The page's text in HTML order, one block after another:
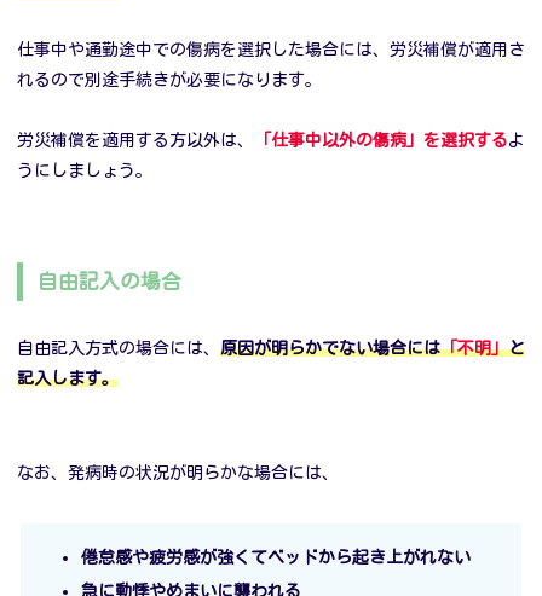
仕事中や通勤途中での傷病を選択した場合には、労災補償が適用さ
れるので別途手続きが必要になります。
労災補償を適用する方以外は、 「仕事中以外の傷病」を選択するよ
うにしましょう。
自由記入の場合
自由記入方式の場合には、 原因が明らかでない場合には「不明」と
記入します。
なお、発病時の状況が明らかな場合には、
倦怠感や疲労感が強くてベッドから起き上がれない
急に動悸やめまいに襲われる